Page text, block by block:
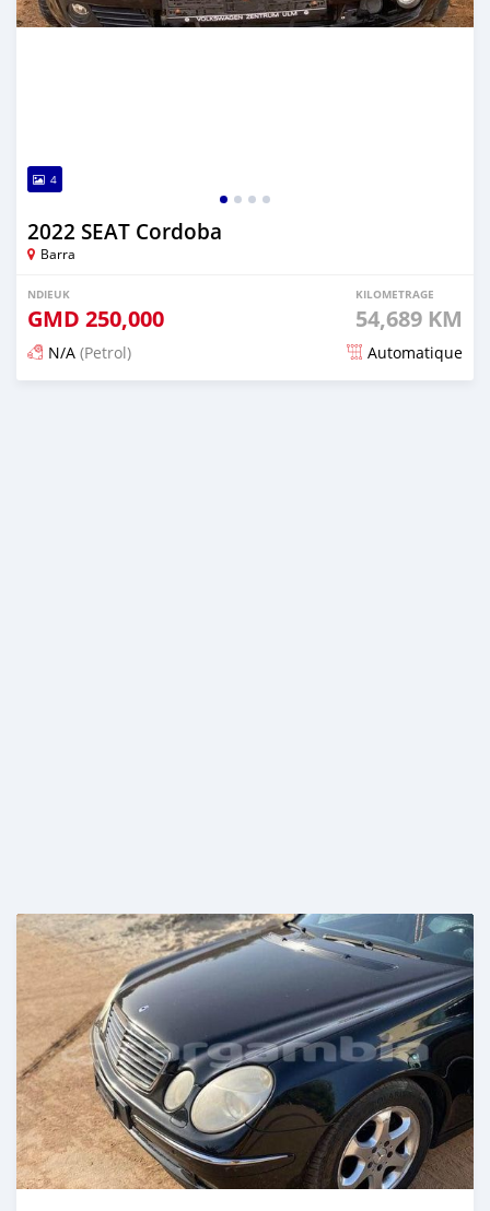
4
2022 SEAT Cordoba
Barra
NDIEUK
GMD 250,000
KILOMETRAGE
54,689 KM
N/A (Petrol) Automatique